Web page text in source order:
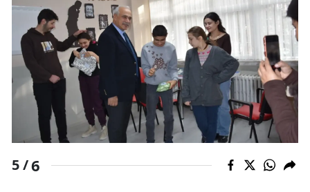
Yalova
Karabük
Kilis
Osmaniye
Düzce
5 /6